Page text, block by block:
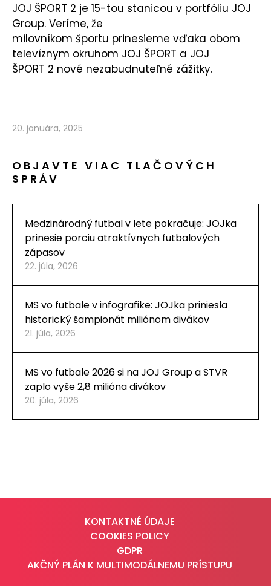
JOJ ŠPORT 2 je 15-tou stanicou v portfóliu JOJ
Group. Veríme, že
milovníkom športu prinesieme vďaka obom
televíznym okruhom JOJ ŠPORT a JOJ
ŠPORT 2 nové nezabudnuteľné zážitky.
20. januára, 2025
OBJAVTE VIAC TLAČOVÝCH
SPRÁV
Medzinárodný futbal v lete pokračuje: JOJka
prinesie porciu atraktívnych futbalových
zápasov
22. júla, 2026
MS vo futbale v infografike: JOJka priniesla
historický šampionát miliónom divákov
21. júla, 2026
MS vo futbale 2026 si na JOJ Group a STVR
zaplo vyše 2,8 milióna divákov
20. júla, 2026
KONTAKTNÉ ÚDAJE
COOKIES POLICY
GDPR
AKČNÝ PLÁN K MULTIMODÁLNEMU PRÍSTUPU